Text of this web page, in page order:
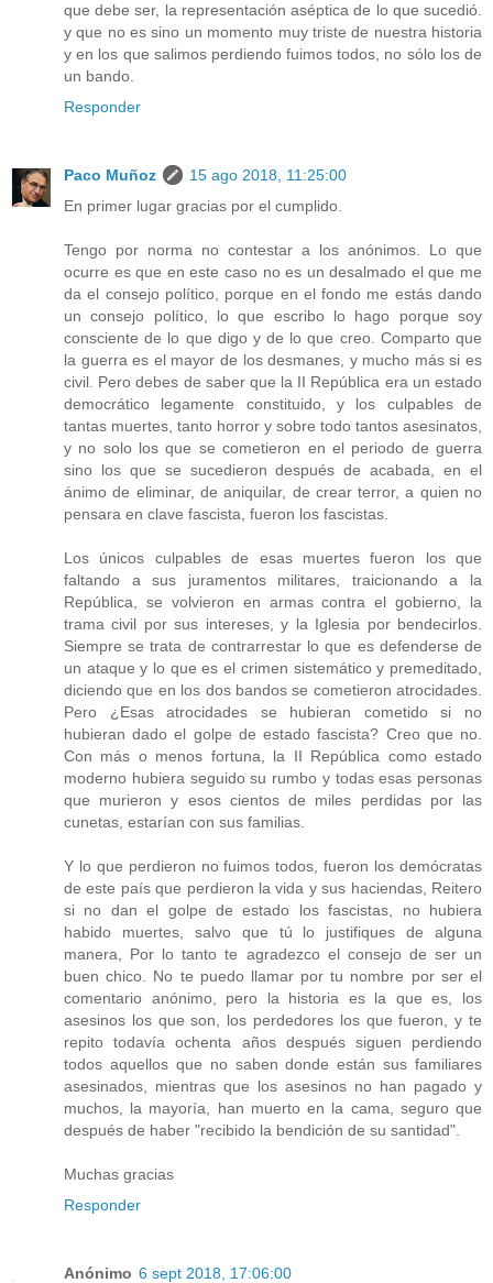
que debe ser, la representación aséptica de lo que sucedió.
y que no es sino un momento muy triste de nuestra historia
y en los que salimos perdiendo fuimos todos, no sólo los de
un bando.
Responder
Paco Muñoz
15 ago 2018, 11:25:00
En primer lugar gracias por el cumplido.
Tengo por norma no contestar a los anónimos. Lo que
ocurre es que en este caso no es un desalmado el que me
da el consejo político, porque en el fondo me estás dando
un consejo político, lo que escribo lo hago porque soy
consciente de lo que digo y de lo que creo. Comparto que
la guerra es el mayor de los desmanes, y mucho más si es
civil. Pero debes de saber que la II República era un estado
democrático legamente constituido, y los culpables de
tantas muertes, tanto horror y sobre todo tantos asesinatos,
y no solo los que se cometieron en el periodo de guerra
sino los que se sucedieron después de acabada, en el
ánimo de eliminar, de aniquilar, de crear terror, a quien no
pensara en clave fascista, fueron los fascistas.
Los únicos culpables de esas muertes fueron los que
faltando a sus juramentos militares, traicionando a la
República, se volvieron en armas contra el gobierno, la
trama civil por sus intereses, y la Iglesia por bendecirlos.
Siempre se trata de contrarrestar lo que es defenderse de
un ataque y lo que es el crimen sistemático y premeditado,
diciendo que en los dos bandos se cometieron atrocidades.
Pero ¿Esas atrocidades se hubieran cometido si no
hubieran dado el golpe de estado fascista? Creo que no.
Con más o menos fortuna, la II República como estado
moderno hubiera seguido su rumbo y todas esas personas
que murieron y esos cientos de miles perdidas por las
cunetas, estarían con sus familias.
Y lo que perdieron no fuimos todos, fueron los demócratas
de este país que perdieron la vida y sus haciendas, Reitero
si no dan el golpe de estado los fascistas, no hubiera
habido muertes, salvo que tú lo justifiques de alguna
manera, Por lo tanto te agradezco el consejo de ser un
buen chico. No te puedo llamar por tu nombre por ser el
comentario anónimo, pero la historia es la que es, los
asesinos los que son, los perdedores los que fueron, y te
repito todavía ochenta años después siguen perdiendo
todos aquellos que no saben donde están sus familiares
asesinados, mientras que los asesinos no han pagado y
muchos, la mayoría, han muerto en la cama, seguro que
después de haber "recibido la bendición de su santidad".
Muchas gracias
Responder
Anónimo 6 sept 2018, 17:06:00